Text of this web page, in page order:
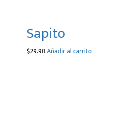
Sapito
$29.90Añadir al carrito